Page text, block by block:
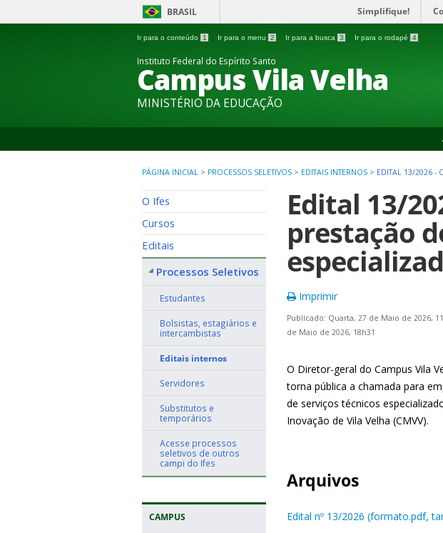
BRASIL Simplifique!
Ir para o conteúdo 1 Ir para o menu 2 Ir para a busca 3 Ir para o rodapé 4
Instituto Federal do Espírito Santo
Campus Vila Velha
MINISTÉRIO DA EDUCAÇÃO
PÁGINA INICIAL > PROCESSOS SELETIVOS > EDITAIS INTERNOS > EDITAL 13/2026 -
O Ifes
Cursos
Editais
Processos Seletivos
Estudantes
Bolsistas, estagiários e
intercambistas
Editais internos
Servidores
Substitutos e
temporários
Acesse processos
seletivos de outros
campi do Ifes
CAMPUS
Edital 13/
prestação
Imprimir
Publicado: Quarta, 27 de Maio de 2026,
de Maio de 2026, 18h31
O Diretor-geral do Campus Vila
torna pública a chamada para
de serviços técnicos
Inovação de Vila Velha (CMVV).
Arquivos
Edital nº 13/2026 (formato.pdf,